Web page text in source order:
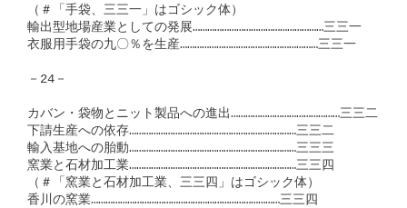
（＃「手袋、三三一」はゴシック体）
輸出型地場産業としての発展………………………………………………三三一
衣服用手袋の九〇％を生産…………………………………………………三三一
－24－
カバン・袋物とニット製品への進出………………………………………三三二
下請生産への依存……………………………………………………………三三二
輸入基地への胎動……………………………………………………………三三三
窯業と石材加工業……………………………………………………………三三四
（＃「窯業と石材加工業、三三四」はゴシック体）
香川の窯業……………………………………………………………………三三四